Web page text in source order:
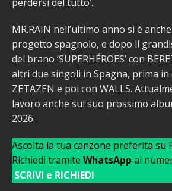
MR.RAIN nell’ultimo anno si è
progetto spagnolo, e dopo il
del brano ‘SUPERHÉROES’ con
altri due singoli in Spagna, prima in
ZETAZEN e poi con WALLS.
lavoro anche sul suo prossimo
2026.
Ascolta la tua canzone preferita su
Richiedi tramite WhatsApp al
SCRIVI e RICHIEDI